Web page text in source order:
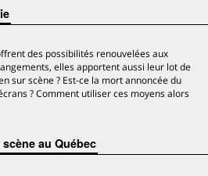
des possibilités renouvelées aux
elles apportent aussi leur lot de
sur scène ? Est-ce la mort annoncée du
? Comment utiliser ces moyens alors
au Québec